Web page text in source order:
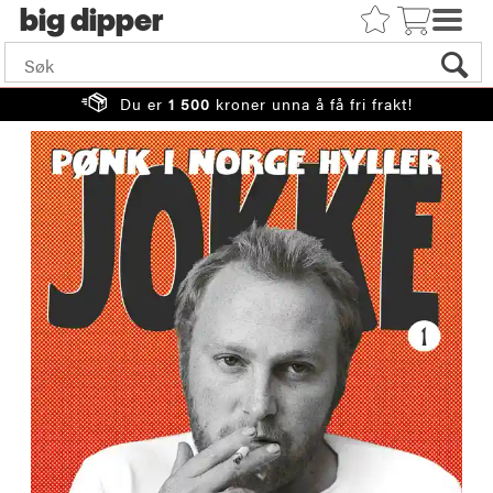
big
Du er 1 500 kroner unna å få fri frakt!